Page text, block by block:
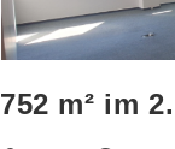
752 m² im